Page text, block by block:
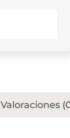
Valoraciones